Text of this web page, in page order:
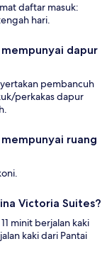
daftar masuk:
hari.
dapur
pembancuh
perkakas dapur
ruang
Victoria Suites?
minit berjalan kaki
kaki dari Pantai